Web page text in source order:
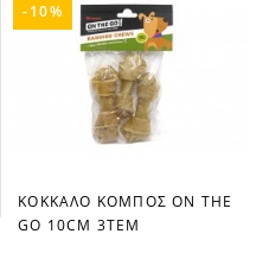
favorite_border
ΚΟΚΚΑΛΟ ΚΟΜΠΟΣ ON THE
GO 10CM 3TEM
-10%